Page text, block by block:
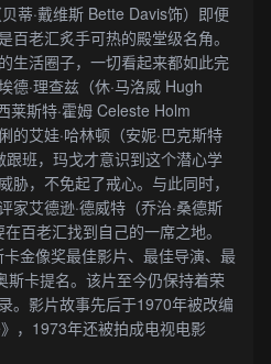
蒂·戴维斯 Bette Davis饰）即便
百老汇炙手可热的殿堂级名角。
生活圈子，一切看起来都如此完
德·理查兹（休·马洛威 Hugh
莱斯特·霍姆 Celeste Holm
的艾娃·哈林顿（安妮·巴克斯特
班，玛戈才意识到这个潜心学
胁，不免起了戒心。与此同时，
家艾德逊·德威特（乔治·桑德斯
百老汇找到自己的一席之地。
金像奖最佳影片、最佳导演、最
卡提名。该片至今仍保持着荣
。影片故事先后于1970年被改编
，1973年还被拍成电视电影